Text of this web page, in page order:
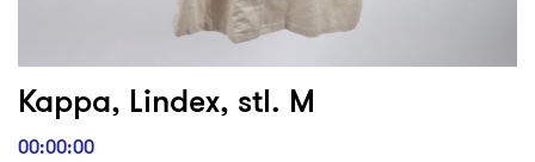
Kappa, Lindex, stl. M
00:00:00